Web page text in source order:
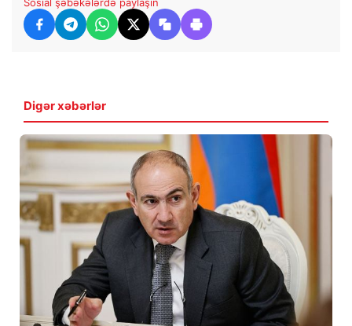
Sosial şəbəkələrdə paylaşın
Digər xəbərlər